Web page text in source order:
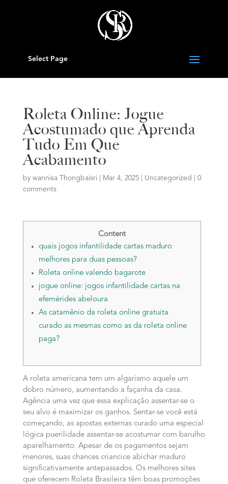
Select Page
Roleta Online: Jogue
Acostumado que Aprenda
Tudo Em Que
Acabamento
by wannisa Thongbaisri Mar 4, 2025| Uncategorized
0
comments
Content
quais jogos infantilidade cartas maduro
melhores para duas pessoas?
Roleta online valendo bagarote
jogue online: jogos infantilidade cartas na
efemérides abeloura
As catamênio da roleta online gratuita
curado as mesmas como as da roleta online
paga?
A roleta americana tem um algarismo aquele um
dobro número, aumentando a façanha da casa.
Agência uma vez que essa explicação assentar-se o
seu alvo é maximizar os ganhos. Sentar-se você está
começando, as apostas externas curado uma especial
lógica puerilidade assentar-se acostumar com barulho
aparelhamento. Apesar de os pagamentos sejam
menores, suas chances criancice abichar maduro
significativamente antepassados. Os melhores sites
que oferecem Roleta Brasileira têm boas promoções